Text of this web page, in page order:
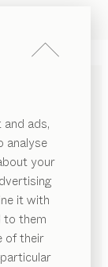
ads,
analyse
your
it with
to them
of their
eine ganze
reduzierte
mit
-